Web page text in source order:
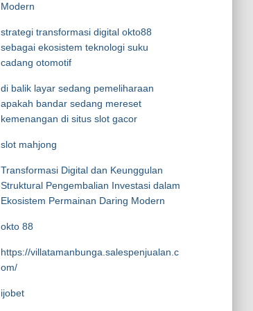
Modern
strategi transformasi digital okto88
sebagai ekosistem teknologi suku
cadang otomotif
di balik layar sedang pemeliharaan
apakah bandar sedang mereset
kemenangan di situs slot gacor
slot mahjong
Transformasi Digital dan Keunggulan
Struktural Pengembalian Investasi dalam
Ekosistem Permainan Daring Modern
okto 88
https://villatamanbunga.salespenjualan.c
om/
ijobet